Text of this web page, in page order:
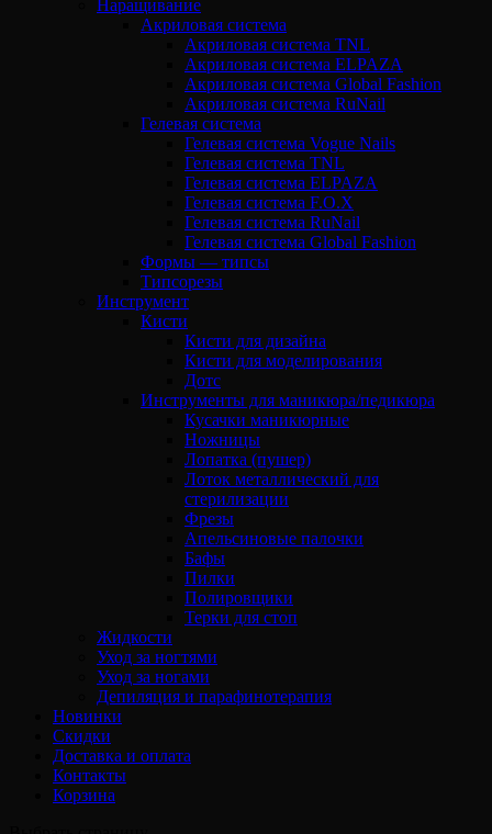
Наращивание
Акриловая система
Акриловая система TNL
Акриловая система ELPAZA
Акриловая система Global Fashion
Акриловая система RuNail
Гелевая система
Гелевая система Vogue Nails
Гелевая система TNL
Гелевая система ELPAZA
Гелевая система F.O.X
Гелевая система RuNail
Гелевая система Global Fashion
Формы — типсы
Типсорезы
Инструмент
Кисти
Кисти для дизайна
Кисти для моделирования
Дотс
Инструменты для маникюра/педикюра
Кусачки маникюрные
Ножницы
Лопатка (пушер)
Лоток металлический для
стерилизации
Фрезы
Апельсиновые палочки
Бафы
Пилки
Полировщики
Терки для стоп
Жидкости
Уход за ногтями
Уход за ногами
Депиляция и парафинотерапия
Новинки
Скидки
Доставка и оплата
Контакты
Корзина